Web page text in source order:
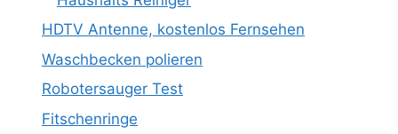
HDTV Antenne, kostenlos Fernsehen
Waschbecken polieren
Robotersauger Test
Fitschenringe